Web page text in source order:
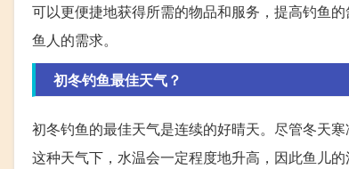
可以更便捷地获得所需的物品和服务，提高钓鱼
鱼人的需求。
初冬钓鱼最佳天气？
初冬钓鱼的最佳天气是连续的好晴天。尽管冬天
这种天气下，水温会一定程度地升高，因此鱼儿